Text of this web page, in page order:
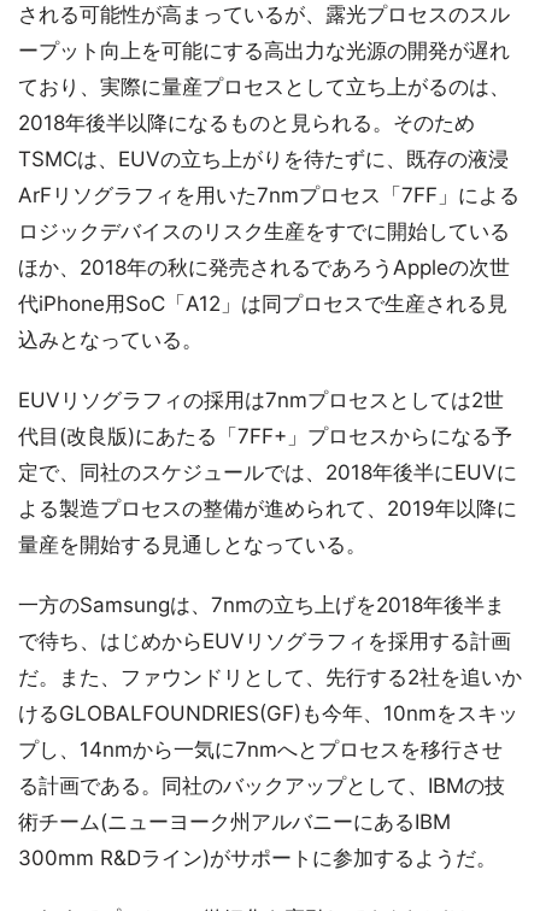
される可能性が高まっているが、露光プロセスのスル
ープット向上を可能にする高出力な光源の開発が遅れ
ており、実際に量産プロセスとして立ち上がるのは、
2018年後半以降になるものと見られる。そのため
TSMCは、EUVの立ち上がりを待たずに、既存の液浸
ArFリソグラフィを用いた7nmプロセス「7FF」による
ロジックデバイスのリスク生産をすでに開始している
ほか、2018年の秋に発売されるであろうAppleの次世
代iPhone用SoC「A12」は同プロセスで生産される見
込みとなっている。
EUVリソグラフィの採用は7nmプロセスとしては2世
代目(改良版)にあたる「7FF+」プロセスからになる予
定で、同社のスケジュールでは、2018年後半にEUVに
よる製造プロセスの整備が進められて、2019年以降に
量産を開始する見通しとなっている。
一方のSamsungは、7nmの立ち上げを2018年後半ま
で待ち、はじめからEUVリソグラフィを採用する計画
だ。また、ファウンドリとして、先行する2社を追いか
けるGLOBALFOUNDRIES(GF)も今年、10nmをスキッ
プし、14nmから一気に7nmへとプロセスを移行させ
る計画である。同社のバックアップとして、IBMの技
術チーム(ニューヨーク州アルバニーにあるIBM
300mm R&Dライン)がサポートに参加するようだ。